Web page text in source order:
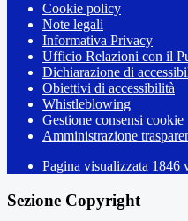
Cookie policy
Note legali
Informativa Privacy
Ufficio Relazioni con il
Dichiarazione di
Obiettivi di accessibilità
Whistleblowing
Gestione consensi cookie
Amministrazione
Pagina visualizzata 1846
Sezione Copyright